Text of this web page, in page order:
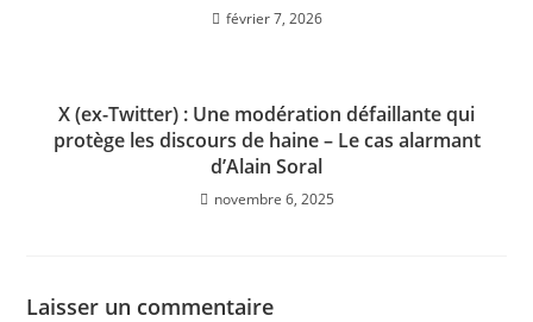
février 7, 2026
X (ex-Twitter) : Une modération défaillante qui
protège les discours de haine – Le cas alarmant
d’Alain Soral
novembre 6, 2025
Laisser un commentaire